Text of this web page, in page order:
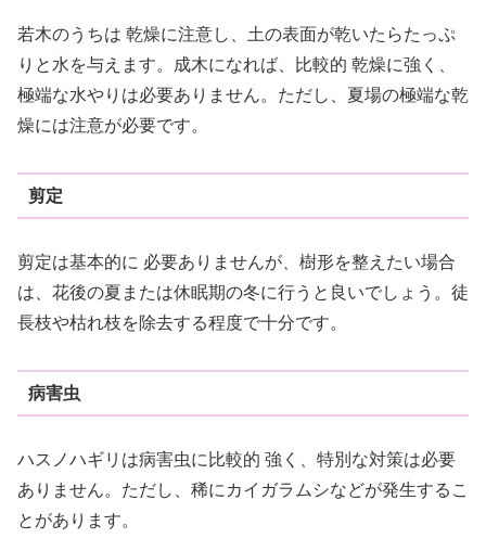
若木のうちは 乾燥に注意し、土の表面が乾いたらたっぷ
りと水を与えます。成木になれば、比較的 乾燥に強く、
極端な水やりは必要ありません。ただし、夏場の極端な乾
燥には注意が必要です。
剪定
剪定は基本的に 必要ありませんが、樹形を整えたい場合
は、花後の夏または休眠期の冬に行うと良いでしょう。徒
長枝や枯れ枝を除去する程度で十分です。
病害虫
ハスノハギリは病害虫に比較的 強く、特別な対策は必要
ありません。ただし、稀にカイガラムシなどが発生するこ
とがあります。